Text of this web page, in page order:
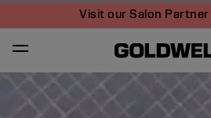
Visit our Salon